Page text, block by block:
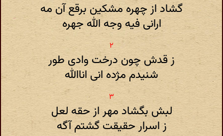
گشاد از چهره مشکین برقع آن مه
ارانی فیه وجه الله جهره
ز قدش چون درخت وادی طور
شنیدم مژده انی اناالله
لبش بگشاد مهر از حقه لعل
ز اسرار حقیقت گشتم آگه